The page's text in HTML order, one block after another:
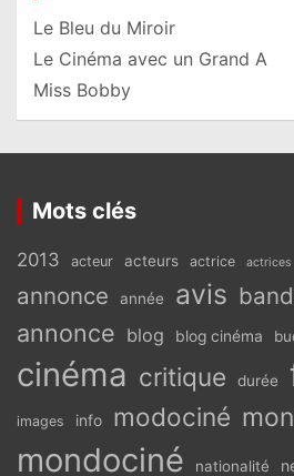
Le Bleu du Miroir
Le Cinéma avec un Grand A
Miss Bobby
Mots clés
2013 acteur acteurs actrice actrices
annonce année avis
annonce blog blog cinéma
cinéma critique durée
images info modociné
mondociné nationalité